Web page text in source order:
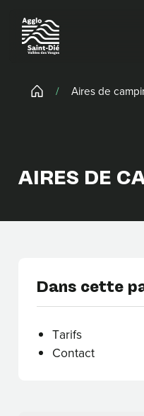
/ Aires de
AIRES DE
Dans cette
Tarifs
Contact